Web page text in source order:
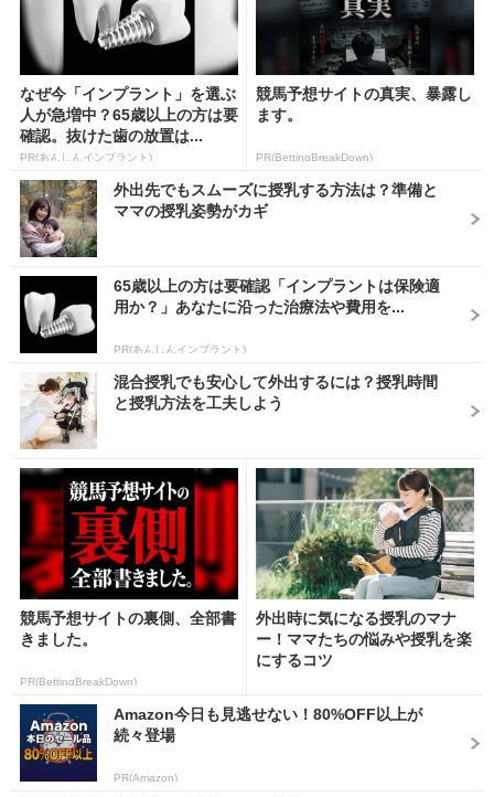
なぜ今「インプラント」を選ぶ
人が急増中？65歳以上の方は要
確認。抜けた歯の放置は...
PR(あんしんインプラント)
競馬予想サイトの真実、暴露し
ます。
PR(BettingBreakDown)
外出先でもスムーズに授乳する方法は？準備と
ママの授乳姿勢がカギ
65歳以上の方は要確認「インプラントは保険適
用か？」あなたに沿った治療法や費用を...
PR(あんしんインプラント)
混合授乳でも安心して外出するには？授乳時間
と授乳方法を工夫しよう
競馬予想サイトの裏側、全部書
きました。
PR(BettingBreakDown)
外出時に気になる授乳のマナ
ー！ママたちの悩みや授乳を楽
にするコツ
Amazon今日も見逃せない！80%OFF以上が
続々登場
PR(Amazon)